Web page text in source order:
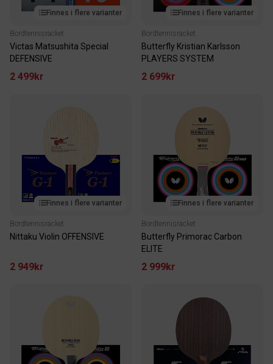
Finnes i flere varianter
Bordtennisracket
Victas Matsushita Special
DEFENSIVE
2 499kr
Finnes i flere varianter
Bordtennisracket
Butterfly Kristian Karlsson
PLAYERS SYSTEM
2 699kr
Finnes i flere varianter
Bordtennisracket
Nittaku Violin OFFENSIVE
2 949kr
Finnes i flere varianter
Bordtennisracket
Butterfly Primorac Carbon
ELITE
2 999kr